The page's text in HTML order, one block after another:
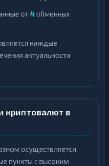
от4обменных
каждые
актуальности
криптовалют в
осуществляется
пункты с высоким